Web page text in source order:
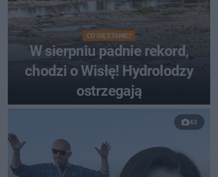
CO SIĘ STANIE?
W sierpniu padnie rekord,
chodzi o Wisłę! Hydrolodzy
ostrzegają
43